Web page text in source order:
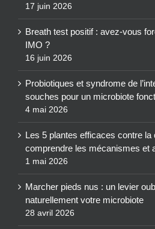
17 juin 2026
Breath test positif : avez-vous
IMO ?
16 juin 2026
Probiotiques et syndrome de
souches pour un microbiote
4 mai 2026
Les 5 plantes efficaces contre la
comprendre les mécanismes et
1 mai 2026
Marcher pieds nus : un levier
naturellement votre microbiote
28 avril 2026